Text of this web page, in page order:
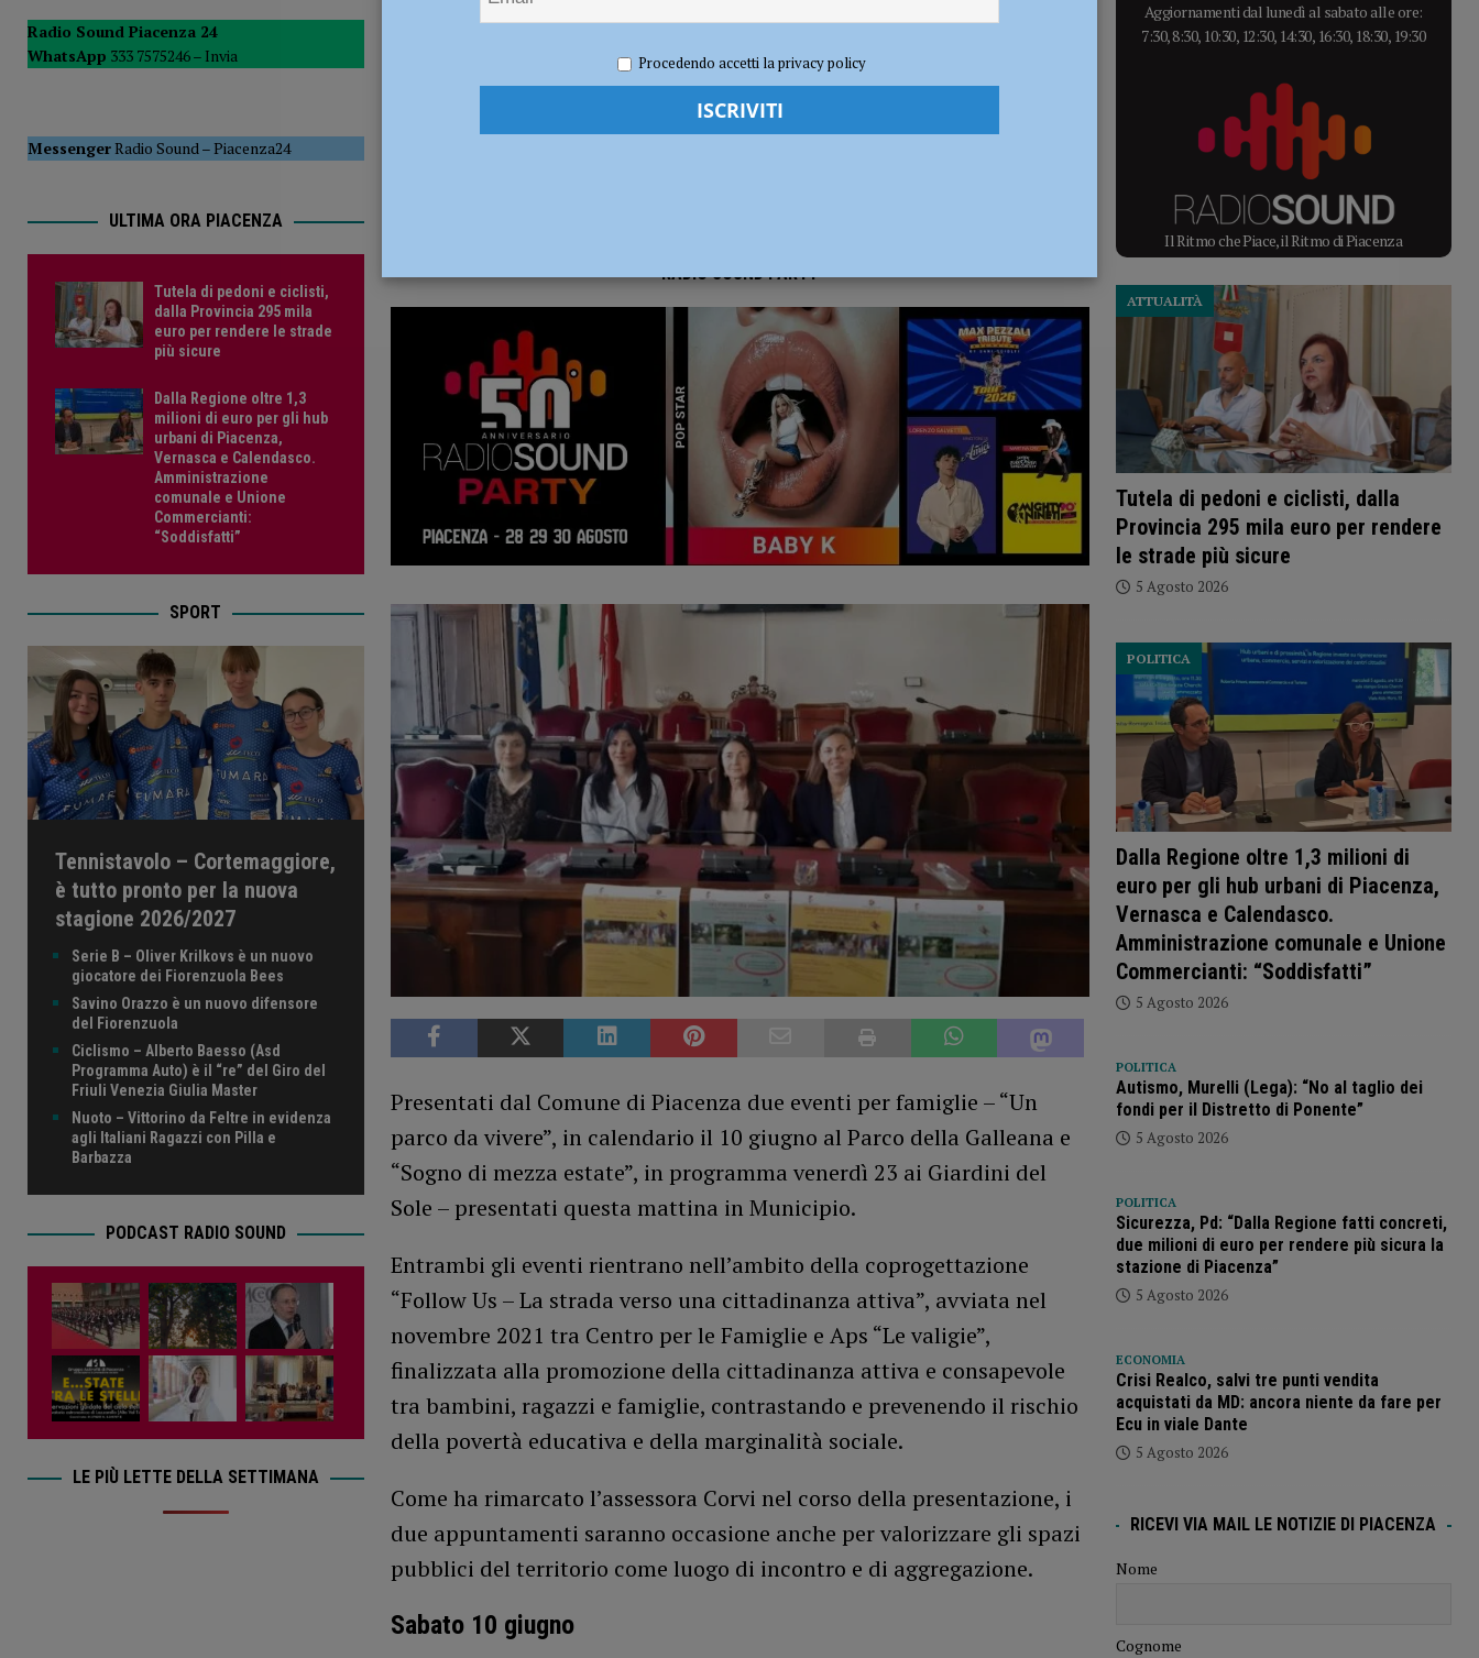
POLITICA
[ 5 Agosto 2026 ] Caldo estremo e asili nido, Tagliaferri (FdI): “Verificare subito la situazione nella provincia di Piacenza”
RADIO SOUND PARTY
Presentati dal Comune di Piacenza due eventi per famiglie – “Un
parco da vivere”, in calendario il 10 giugno al Parco della Galleana e
“Sogno di mezza estate”, in programma venerdì 23 ai Giardini del
Sole – presentati questa mattina in Municipio.
Entrambi gli eventi rientrano nell’ambito della coprogettazione
“Follow Us – La strada verso una cittadinanza attiva”, avviata nel
novembre 2021 tra Centro per le Famiglie e Aps “Le valigie”,
finalizzata alla promozione della cittadinanza attiva e consapevole
tra bambini, ragazzi e famiglie, contrastando e prevenendo il rischio
della povertà educativa e della marginalità sociale.
Come ha rimarcato l’assessora Corvi nel corso della presentazione, i
due appuntamenti saranno occasione anche per valorizzare gli spazi
pubblici del territorio come luogo di incontro e di aggregazione.
Sabato 10 giugno
Radio Sound Piacenza 24
WhatsApp 333 7575246 – Invia
MessengerRadio Sound–Piacenza24
ULTIMA ORA PIACENZA
Tutela di pedoni e ciclisti,
dalla Provincia 295 mila
euro per rendere le strade
più sicure
Dalla Regione oltre 1,3
milioni di euro per gli hub
urbani di Piacenza,
Vernasca e Calendasco.
Amministrazione
comunale e Unione
Commercianti:
“Soddisfatti”
SPORT
Tennistavolo – Cortemaggiore,
è tutto pronto per la nuova
stagione 2026/2027
Serie B – Oliver Krilkovs è un nuovo
giocatore dei Fiorenzuola Bees
Savino Orazzo è un nuovo difensore
del Fiorenzuola
Ciclismo – Alberto Baesso (Asd
Programma Auto) è il “re” del Giro del
Friuli Venezia Giulia Master
Nuoto – Vittorino da Feltre in evidenza
agli Italiani Ragazzi con Pilla e
Barbazza
PODCAST RADIO SOUND
LE PIÙ LETTE DELLA SETTIMANA
Aggiornamenti dal lunedì al sabato alle ore:
7:30, 8:30, 10:30, 12:30, 14:30, 16:30, 18:30, 19:30
Il Ritmo che Piace, il Ritmo di Piacenza
Tutela di pedoni e ciclisti, dalla
Provincia 295 mila euro per rendere
le strade più sicure
ATTUALITÀ
5 Agosto 2026
Dalla Regione oltre 1,3 milioni di
euro per gli hub urbani di Piacenza,
Vernasca e Calendasco.
Amministrazione comunale e Unione
Commercianti: “Soddisfatti”
POLITICA
5 Agosto 2026
POLITICA
Autismo, Murelli (Lega): “No al taglio dei
fondi per il Distretto di Ponente”
5 Agosto 2026
POLITICA
Sicurezza, Pd: “Dalla Regione fatti concreti,
due milioni di euro per rendere più sicura la
stazione di Piacenza”
5 Agosto 2026
ECONOMIA
Crisi Realco, salvi tre punti vendita
acquistati da MD: ancora niente da fare per
Ecu in viale Dante
5 Agosto 2026
RICEVI VIA MAIL LE NOTIZIE DI PIACENZA
Nome
Cognome
Procedendo accetti la privacy policy